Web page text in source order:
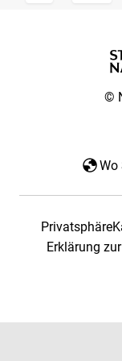
©
Wo
Privatsphäre
Erklärung